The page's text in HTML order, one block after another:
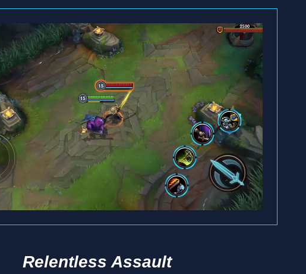
Relentless Assault